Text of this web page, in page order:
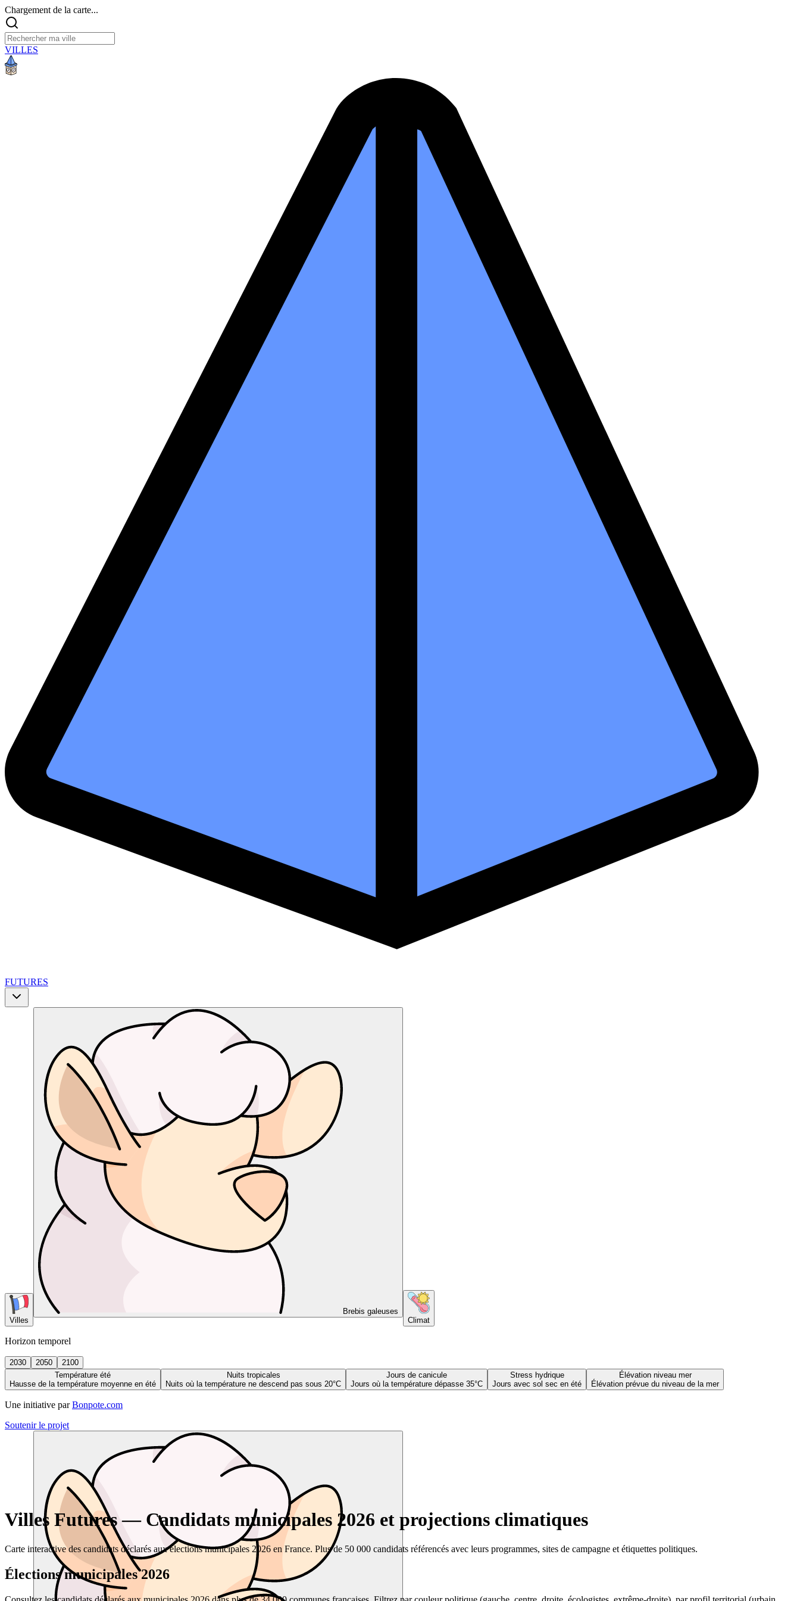
Chargement de la carte...
VILLES
FUTURES
Villes
Brebis galeuses
Climat
Horizon temporel
2030 2050
2100
Température été
Hausse de la température moyenne en été
Nuits tropicales
Nuits où la température ne descend pas sous 20°C
Jours de canicule
Jours où la température dépasse 35°C
Stress hydrique
Jours avec sol sec en été
Élévation niveau mer
Élévation prévue du niveau de la mer
Une initiative par Bonpote.com
Soutenir le projet
Villes Futures — Candidats municipales 2026 et projections climatiques
Carte interactive des candidats déclarés aux élections municipales 2026 en France. Plus de 50 000 candidats référencés avec leurs programmes, sites de campagne et étiquettes politiques.
Élections municipales 2026